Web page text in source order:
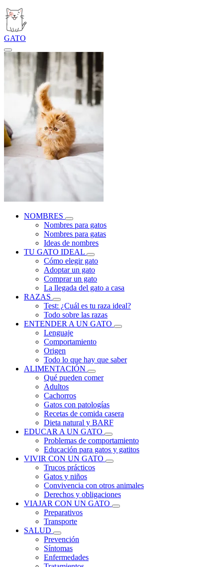
GATO
NOMBRES
Nombres para gatos
Nombres para gatas
Ideas de nombres
TU GATO IDEAL
Cómo elegir gato
Adoptar un gato
Comprar un gato
La llegada del gato a casa
RAZAS
Test: ¿Cuál es tu raza ideal?
Todo sobre las razas
ENTENDER A UN GATO
Lenguaje
Comportamiento
Origen
Todo lo que hay que saber
ALIMENTACIÓN
Qué pueden comer
Adultos
Cachorros
Gatos con patologías
Recetas de comida casera
Dieta natural y BARF
EDUCAR A UN GATO
Problemas de comportamiento
Educación para gatos y gatitos
VIVIR CON UN GATO
Trucos prácticos
Gatos y niños
Convivencia con otros animales
Derechos y obligaciones
VIAJAR CON UN GATO
Preparativos
Transporte
SALUD
Prevención
Síntomas
Enfermedades